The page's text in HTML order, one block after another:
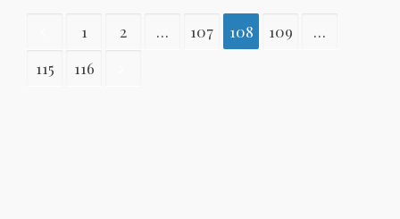
1 2 … 107 108 109
…
115
116